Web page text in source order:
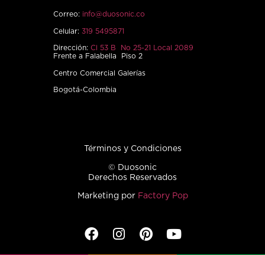
Correo: info@duosonic.co
Celular: 319 5495871
Dirección: Cl 53 B No 25-21 Local 2089
Frente a Falabella Piso 2
Centro Comercial Galerías
Bogotá-Colombia
Términos y Condiciones
© Duosonic
Derechos Reservados
Marketing por Factory Pop